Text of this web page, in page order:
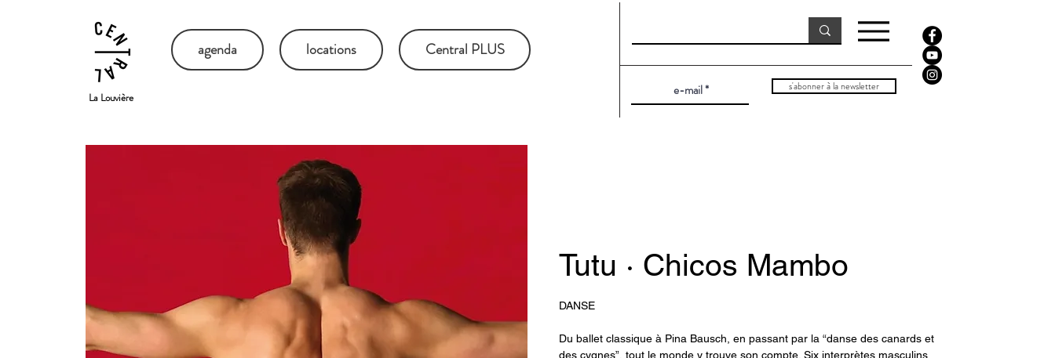
La Louvière
agenda locations Central PLUS
s'abonner à la newsletter
Tutu · Chicos Mambo
DANSE
Du ballet classique à Pina Bausch, en passant par la “danse des canards et
des cygnes”, tout le monde y trouve son compte. Six interprètes masculins